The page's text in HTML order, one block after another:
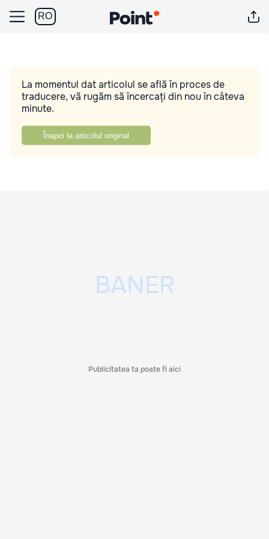
RO
La momentul dat articolul se află în proces de
traducere, vă rugăm să încercați din nou în câteva
minute.
Înapoi la articolul original
Publicitatea ta poate fi aici